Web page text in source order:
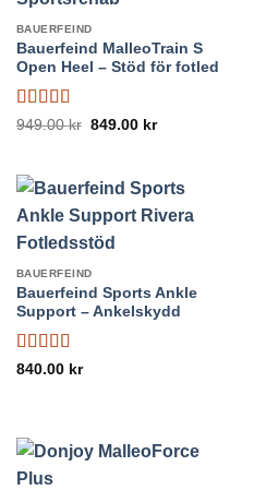
BAUERFEIND
Bauerfeind MalleoTrain S
Open Heel – Stöd för fotled
Betygsatt 5
949.00kr Det
949.00 kr.
849.00 krDet
849.00 kr.
BAUERFEIND
Bauerfeind Sports Ankle
Support – Ankelskydd
Betygsatt
840.00 kr